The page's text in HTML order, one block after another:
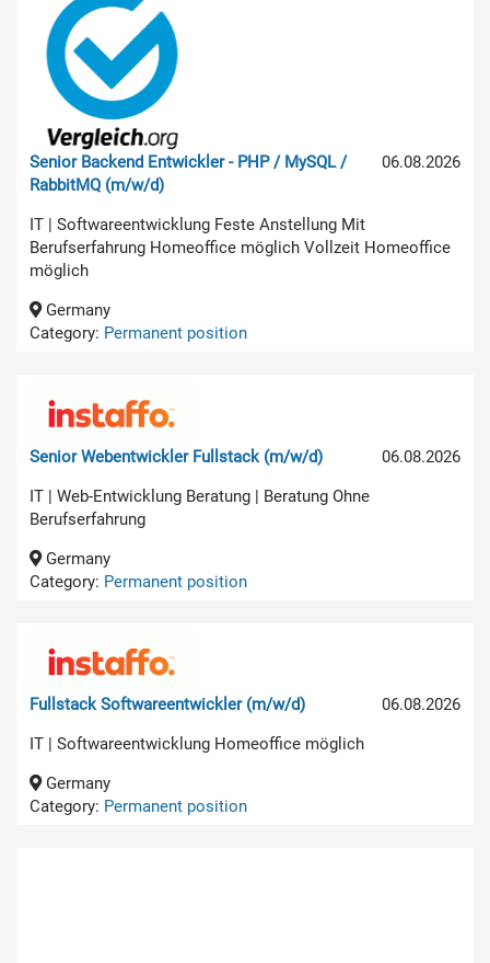
06.08.2026
Senior Backend Entwickler - PHP / MySQL /
RabbitMQ (m/w/d)
IT | Softwareentwicklung Feste Anstellung Mit
Berufserfahrung Homeoffice möglich Vollzeit Homeoffice
möglich
Germany
Category: Permanent position
06.08.2026
Senior Webentwickler Fullstack (m/w/d)
IT | Web-Entwicklung Beratung | Beratung Ohne
Berufserfahrung
Germany
Category: Permanent position
06.08.2026
Fullstack Softwareentwickler (m/w/d)
IT | Softwareentwicklung Homeoffice möglich
Germany
Category: Permanent position